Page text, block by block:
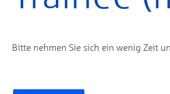
Bitte nehmen Sie sich ein wenig Zeit